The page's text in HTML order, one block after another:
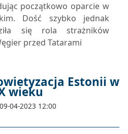
początkowo oparcie w
Dość szybko jednak
się rola strażników
przed Tatarami
Estonii w
wieku
09-04-2023 12:00